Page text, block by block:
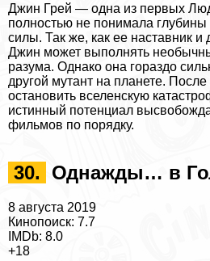
Джин Грей — одна из первых
полностью не понимала глубины
силы. Так же, как ее наставник и
Джин может выполнять
разума. Однако она гораздо
другой мутант на планете.
остановить вселенскую
истинный потенциал
фильмов по порядку.
30. Однажды… в
8 августа 2019
Кинопоиск: 7.7
IMDb: 8.0
+18